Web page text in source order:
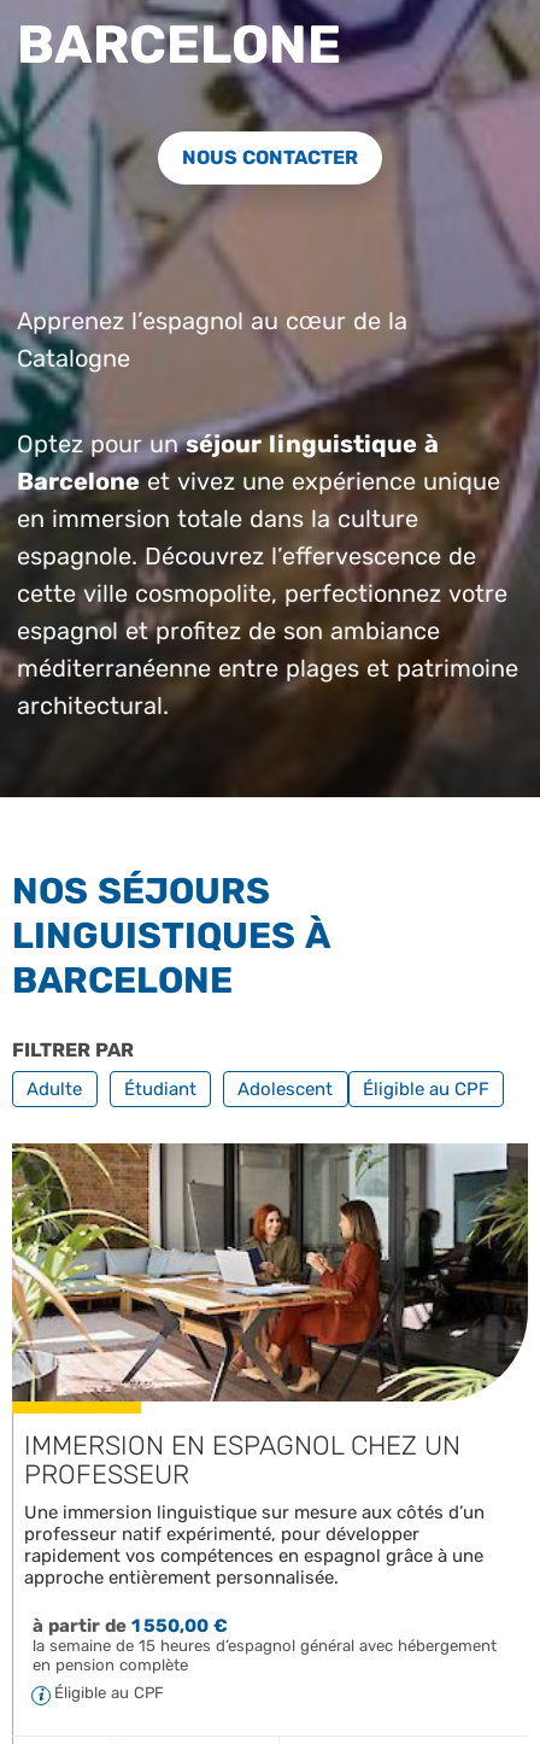
BARCELONE
NOUS CONTACTER
Apprenez l’espagnol au cœur de la
Catalogne
Optez pour unséjour linguistique à
Barcelone et vivez une expérience unique
en immersion totale dans la culture
espagnole. Découvrez l’effervescence de
cette ville cosmopolite, perfectionnez votre
espagnol et profitez de son ambiance
méditerranéenne entre plages et patrimoine
architectural.
NOS SÉJOURS
LINGUISTIQUES À
BARCELONE
FILTRER PAR
Adulte Étudiant Adolescent Éligible au CPF
IMMERSION EN ESPAGNOL CHEZ UN
PROFESSEUR
Une immersion linguistique sur mesure aux côtés d’un
professeur natif expérimenté, pour développer
rapidement vos compétences en espagnol grâce à une
approche entièrement personnalisée.
à partir de1 550,00 €
la semaine de 15 heures d’espagnol général avec hébergement
en pension complète
Éligible au CPF